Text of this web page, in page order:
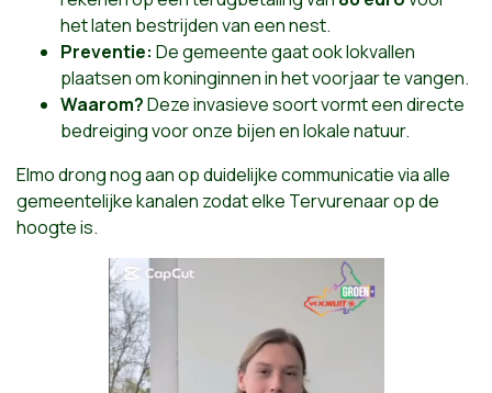
het laten bestrijden van een nest.
Preventie: De gemeente gaat ook lokvallen
plaatsen om koninginnen in het voorjaar te vangen.
Waarom?Deze invasieve soort vormt een directe
bedreiging voor onze bijen en lokale natuur.
Elmo drong nog aan op duidelijke communicatie via alle
gemeentelijke kanalen zodat elke Tervurenaar op de
hoogte is.